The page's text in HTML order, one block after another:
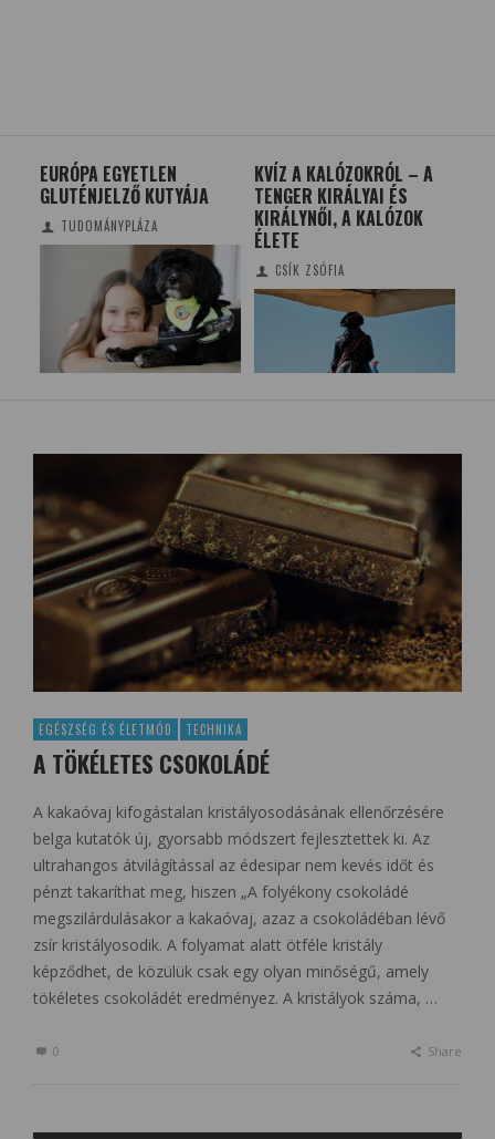
EURÓPA EGYETLEN
GLUTÉNJELZŐ KUTYÁJA
TUDOMÁNYPLÁZA
KVÍZ A KALÓZOKRÓL – A
TENGER KIRÁLYAI ÉS
KIRÁLYNŐI, A KALÓZOK
ÉLETE
CSÍK ZSÓFIA
EGÉSZSÉG ÉS ÉLETMÓD TECHNIKA
A TÖKÉLETES CSOKOLÁDÉ
A kakaóvaj kifogástalan kristályosodásának ellenőrzésére
belga kutatók új, gyorsabb módszert fejlesztettek ki. Az
ultrahangos átvilágítással az édesipar nem kevés időt és
pénzt takaríthat meg, hiszen „A folyékony csokoládé
megszilárdulásakor a kakaóvaj, azaz a csokoládéban lévő
zsír kristályosodik. A folyamat alatt ötféle kristály
képződhet, de közülük csak egy olyan minőségű, amely
tökéletes csokoládét eredményez. A kristályok száma, …
0 Share